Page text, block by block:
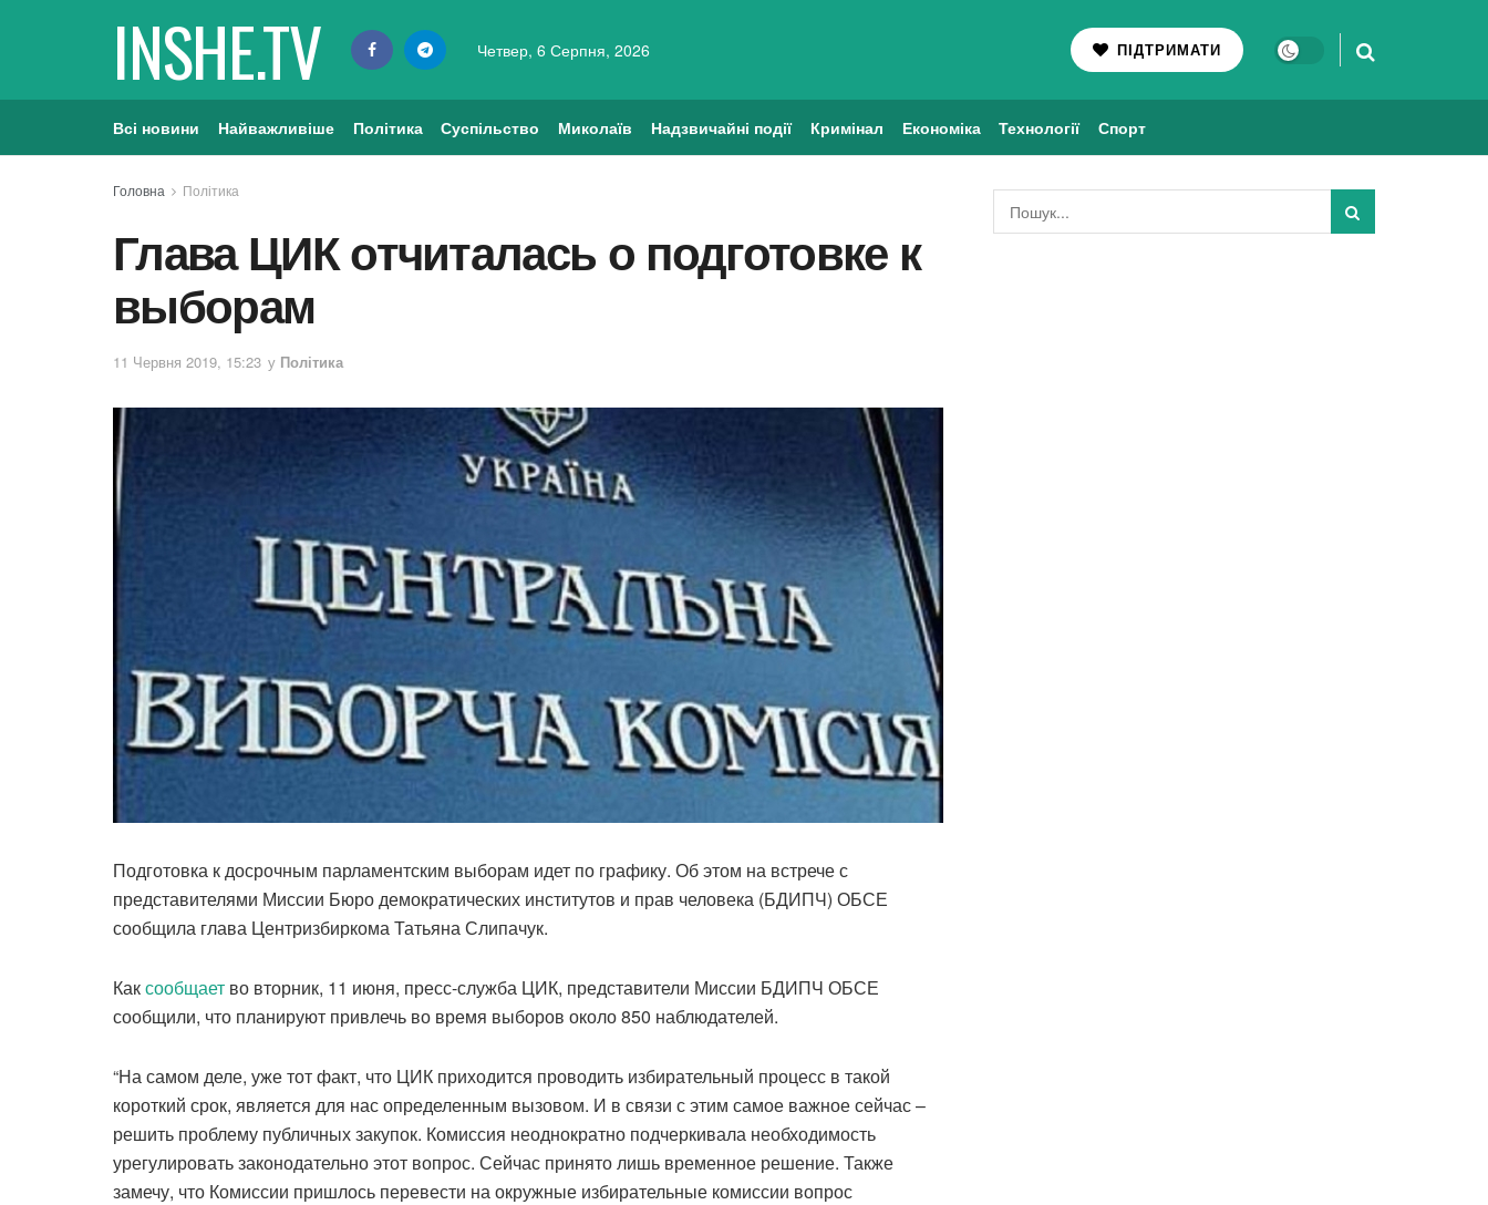
INSHE.TV Четвер, 6 Серпня, 2026 ПІДТРИМАТИ
Всі новини Найважливіше Політика Суспільство Миколаїв Надзвичайні події Кримінал Економіка Технології Спорт
Головна Політика
Глава ЦИК отчиталась о подготовке к
выборам
11 Червня 2019, 15:23 у Політика
Подготовка к досрочным парламентским выборам идет по графику. Об этом на встрече с
представителями Миссии Бюро демократических институтов и прав человека (БДИПЧ) ОБСЕ
сообщила глава Центризбиркома Татьяна Слипачук.
Каксообщает во вторник, 11 июня, пресс-служба ЦИК, представители Миссии БДИПЧ ОБСЕ
сообщили, что планируют привлечь во время выборов около 850 наблюдателей.
“На самом деле, уже тот факт, что ЦИК приходится проводить избирательный процесс в такой
короткий срок, является для нас определенным вызовом. И в связи с этим самое важное сейчас –
решить проблему публичных закупок. Комиссия неоднократно подчеркивала необходимость
урегулировать законодательно этот вопрос. Сейчас принято лишь временное решение. Также
замечу, что Комиссии пришлось перевести на окружные избирательные комиссии вопрос